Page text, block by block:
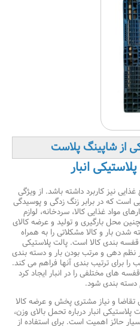
از شاپینگ پلاست
انبار
نیز کاربرد داشته باشد. از ویژگی
است که در برابر زنگ زدگی و پوسیدگی
مواد غذایی کالا، سردخانه، لوازم
محل بارگیری و تولید و عرضه کالای
بار و کالا مشکلاتی را به همراه
قفسه بندی کالا است. پالت پلاستیکی
در نظم دهی و مرتب بودن بار و دسته بندی
برای ترتیب بندی آنها فراهم می کند.
های مختلفی را در انبار ایجاد کرد
بندی شود.
تقاضا و نیاز مشتری پخش و عرضه کالا
انبار درباره تحمل بالای وزن،
حائز اهمیت است. برای استفاده از